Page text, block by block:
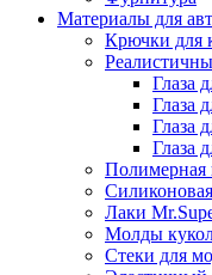
Материалы для
Крючки для
Глаза
Глаза
Глаза
Глаза
Полимерная
Лаки
Молды
Стеки для